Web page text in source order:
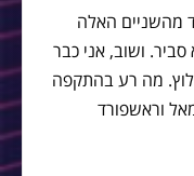
בעמדה מספר 9, אחד מהשניים האלה
ושוב, אני כבר
מה רע בהתקפה
וראשפורד